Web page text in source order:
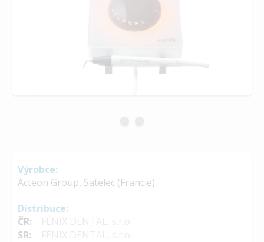
Výrobce:
Acteon Group, Satelec (Francie)
Distribuce:
ČR:
SR: